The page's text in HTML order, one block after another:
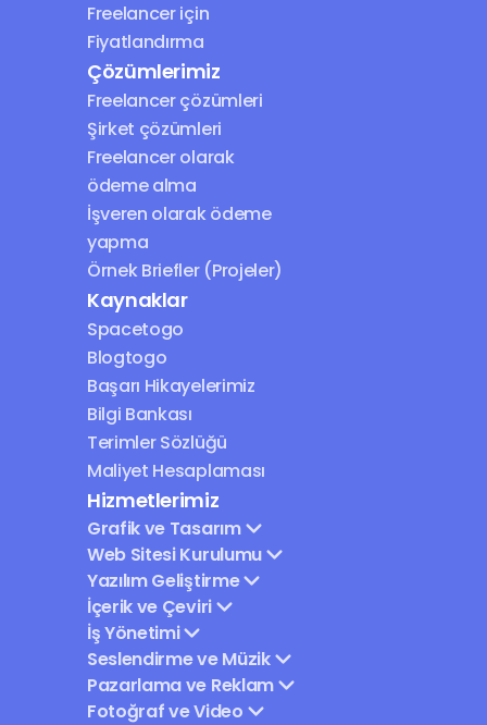
Freelancer için
Fiyatlandırma
Çözümlerimiz
Freelancer çözümleri
Şirket çözümleri
Freelancer olarak
ödeme alma
İşveren olarak ödeme
yapma
Örnek Briefler (Projeler)
Kaynaklar
Spacetogo
Blogtogo
Başarı Hikayelerimiz
Bilgi Bankası
Terimler Sözlüğü
Maliyet Hesaplaması
Hizmetlerimiz
Grafik ve Tasarım
Web Sitesi Kurulumu
Yazılım Geliştirme
İçerik ve Çeviri
İş Yönetimi
Seslendirme ve Müzik
Pazarlama ve Reklam
Fotoğraf ve Video